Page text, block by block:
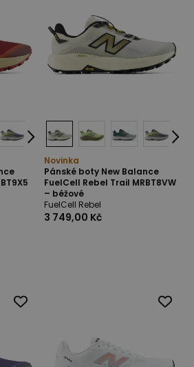
Novinka
Pánské boty New Balance
FuelCell Rebel Trail MRBT8VW
– béžové
FuelCell Rebel
3 749,00 Kč